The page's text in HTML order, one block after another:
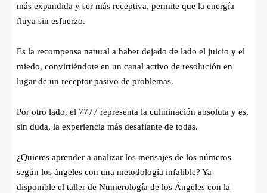
más expandida y ser más receptiva, permite que la energía
fluya sin esfuerzo.
Es la recompensa natural a haber dejado de lado el juicio y el
miedo, convirtiéndote en un canal activo de resolución en
lugar de un receptor pasivo de problemas.
Por otro lado, el 7777 representa la culminación absoluta y es,
sin duda, la experiencia más desafiante de todas.
¿Quieres aprender a analizar los mensajes de los números
según los ángeles con una metodología infalible? Ya
disponible el taller de Numerología de los Ángeles con la